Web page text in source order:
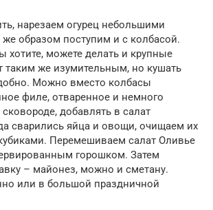
нарезаем огурец небольшими
же образом поступим и с колбасой.
хотите, можете делать и крупные
таким же изумительным, но кушать
Можно вместо колбасы
филе, отваренное и немного
добавлять в салат
сварились яйца и овощи, очищаем их
Перемешиваем салат Оливье
горошком. Затем
– майонез, можно и сметану.
или в большой праздничной